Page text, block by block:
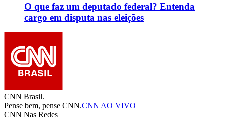
O que faz um deputado federal? Entenda
cargo em disputa nas eleições
CNN Brasil.
Pense bem, pense CNN.CNN AO VIVO
CNN Nas Redes